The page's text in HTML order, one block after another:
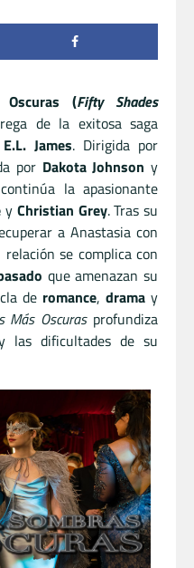
Oscuras (Fifty Shades
de la exitosa saga
E.L. James. Dirigida por
por Dakota Johnson y
la apasionante
y Christian Grey. Tras su
a Anastasia con
se complica con
que amenazan su
de romance, drama y
Más Oscurasprofundiza
las dificultades de su